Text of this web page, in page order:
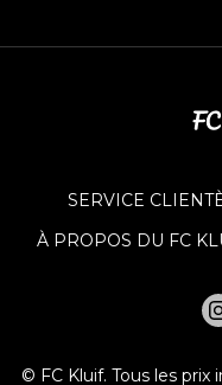
SERVICE
À PROPOS DU FC
© FC Kluif. Tous les prix